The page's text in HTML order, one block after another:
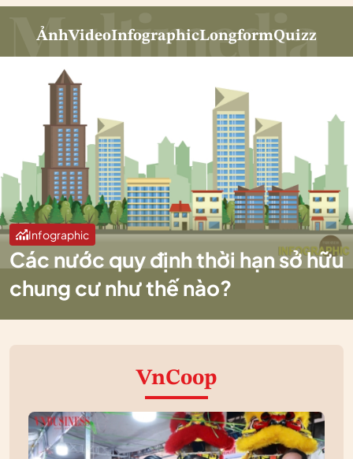
ẢnhVideoInfographicLongformQuizz
Infographic
Các nước quy định thời hạn sở hữu
chung cư như thế nào?
VnCoop